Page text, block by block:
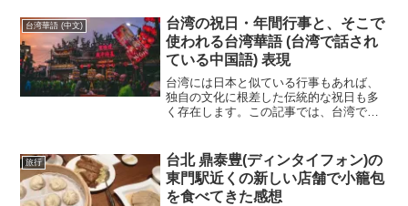
いるいい気があったりして台湾の日常に
とけこんでいます。
台湾華語 (中文)
台湾の祝日・年間行事と、そこで
使われる台湾華語 (台湾で話され
ている中国語) 表現
台湾には日本と似ている行事もあれば、
独自の文化に根差した伝統的な祝日も多
く存在します。この記事では、台湾で大
語）の表現をご紹介します。旅行や台湾
文化の学習にもぴったりの内容です！
旅行
台北 鼎泰豊(ディンタイフォン)の
東門駅近くの新しい店舗で小籠包
を食べてきた感想